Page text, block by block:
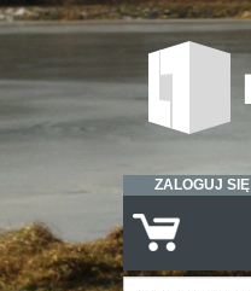
ZALOGUJ SIĘ